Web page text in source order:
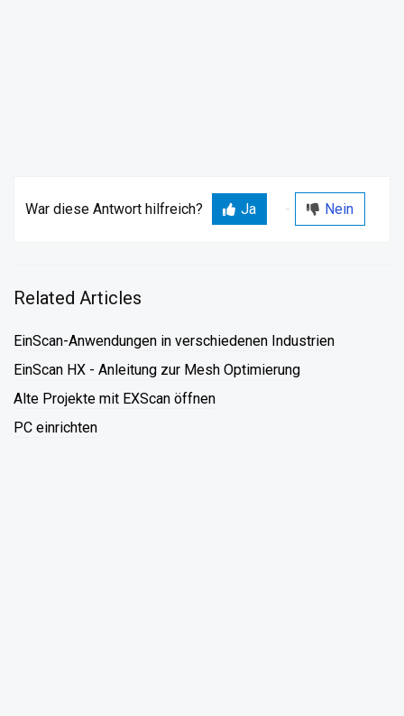
War diese Antwort hilfreich? Ja Nein
Related Articles
EinScan-Anwendungen in verschiedenen Industrien
EinScan HX - Anleitung zur Mesh Optimierung
Alte Projekte mit EXScan öffnen
PC einrichten